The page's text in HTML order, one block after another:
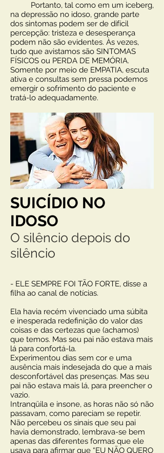
Portanto, tal como em um iceberg,
na depressão no idoso, grande parte
dos sintomas podem ser de difícil
percepção: tristeza e desesperança
podem não são evidentes. Às vezes,
tudo que avistamos são SINTOMAS
FÍSICOS ou PERDA DE MEMÓRIA.
Somente por meio de EMPATIA, escuta
ativa e consultas sem pressa podemos
emergir o sofrimento do paciente e
tratá-lo adequadamente.
SUICÍDIO NO
IDOSO
O silêncio depois do
silêncio
- ELE SEMPRE FOI TÃO FORTE, disse a
filha ao canal de notícias.
Ela havia recém vivenciado uma súbita
e inesperada redefinição do valor das
coisas e das certezas que (achamos)
que temos. Mas seu pai não estava mais
lá para confortá-la.
Experimentou dias sem cor e uma
ausência mais indesejada do que a mais
desconfortável das presenças. Mas seu
pai não estava mais lá, para preencher o
vazio.
Intranqüila e insone, as horas não só não
passavam, como pareciam se repetir.
Não percebeu os sinais que seu pai
havia demonstrado, lembrava-se bem
apenas das diferentes formas que ele
usava para afirmar que “EU NÃO QUERO